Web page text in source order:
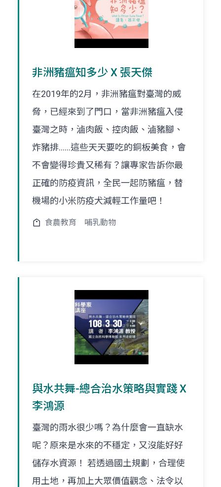
非洲豬瘟知多少 X 張天傑
在2019年的2月，非洲豬瘟對臺灣的威
脅，已經來到了門口，當非洲豬瘟入侵
臺灣之時，滷肉飯、控肉飯、滷豬腳、
炸豬排……這些天天要吃的銅板美食，會
不會變得珍貴又稀有？讓專家告訴你最
正確的防疫資訊，全民一起防豬瘟，替
機場的小米防疫犬減輕工作量吧！
食農教育 哺乳動物
與水共舞-總合治水策略與實踐 X
李鴻源
臺灣的雨水很少嗎？為什麼會一直缺水
呢？原來是水來的不穩定，又沒能好好
儲存水資源！ 若透過國土規劃，合理使
用土地，再加上大眾價值觀念、法令以